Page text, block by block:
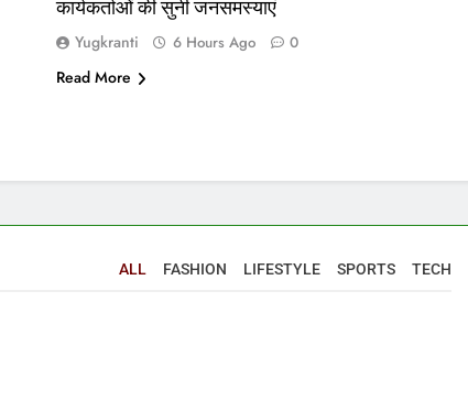
कार्यकर्ताओं की सुनी जनसमस्याएं
Yugkranti 6 Hours Ago 0
Read More
ALL FASHION LIFESTYLE SPORTS TECH